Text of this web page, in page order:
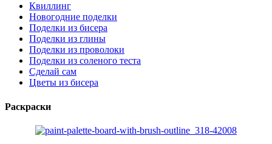
Квиллинг
Новогодние поделки
Поделки из бисера
Поделки из глины
Поделки из проволоки
Поделки из соленого теста
Сделай сам
Цветы из бисера
Раскраски